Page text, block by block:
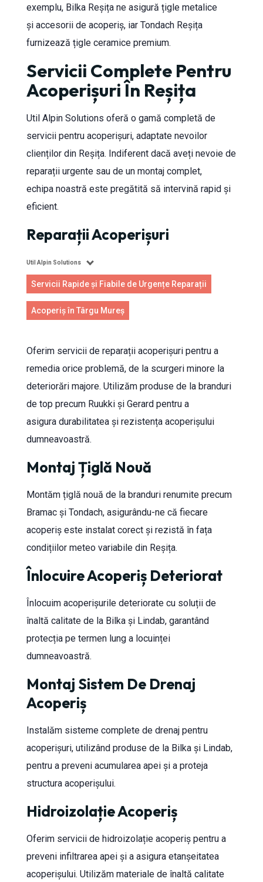
exemplu, Bilka Reșița ne asigură țigle metalice
și accesorii de acoperiș, iar Tondach Reșița
furnizează țigle ceramice premium.
Servicii Complete Pentru
Acoperișuri În Reșița
Util Alpin Solutions oferă o gamă completă de
servicii pentru acoperișuri, adaptate nevoilor
clienților din Reșița. Indiferent dacă aveți nevoie de
reparații urgente sau de un montaj complet,
echipa noastră este pregătită să intervină rapid și
eficient.
Reparații Acoperișuri
Util Alpin Solutions
Servicii Rapide și Fiabile de Urgențe Reparații
Acoperiș în Târgu Mureș
Oferim servicii de reparații acoperișuri pentru a
remedia orice problemă, de la scurgeri minore la
deteriorări majore. Utilizăm produse de la branduri
de top precum Ruukki și Gerard pentru a
asigura durabilitatea și rezistența acoperișului
dumneavoastră.
Montaj Țiglă Nouă
Montăm țiglă nouă de la branduri renumite precum
Bramac și Tondach, asigurându-ne că fiecare
acoperiș este instalat corect și rezistă în fața
condițiilor meteo variabile din Reșița.
Înlocuire Acoperiș Deteriorat
Înlocuim acoperișurile deteriorate cu soluții de
înaltă calitate de la Bilka și Lindab, garantând
protecția pe termen lung a locuinței
dumneavoastră.
Montaj Sistem De Drenaj
Acoperiș
Instalăm sisteme complete de drenaj pentru
acoperișuri, utilizând produse de la Bilka și Lindab,
pentru a preveni acumularea apei și a proteja
structura acoperișului.
Hidroizolație Acoperiș
Oferim servicii de hidroizolație acoperiș pentru a
preveni infiltrarea apei și a asigura etanșeitatea
acoperișului. Utilizăm materiale de înaltă calitate